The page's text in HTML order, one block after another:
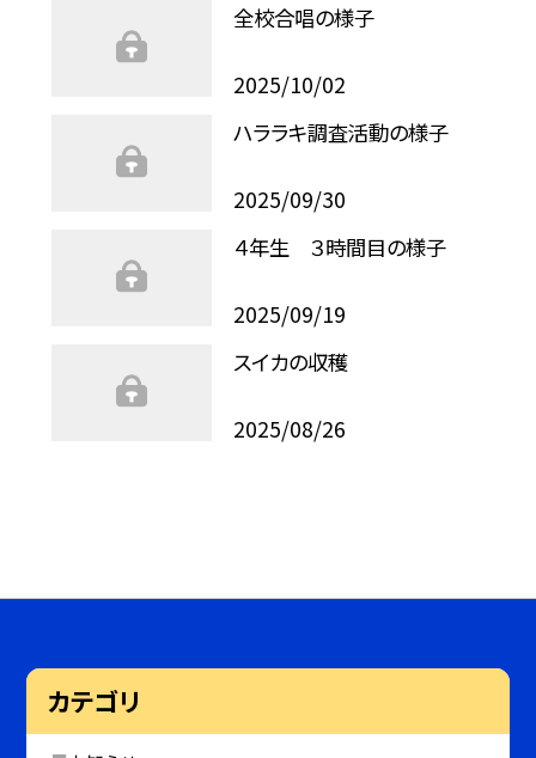
全校合唱の様子
2025/10/02
ハララキ調査活動の様子
2025/09/30
４年生 ３時間目の様子
2025/09/19
スイカの収穫
2025/08/26
カテゴリ